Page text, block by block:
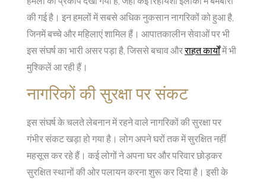
की गई है। इन हमलों में सबसे अधिक नुकसान नागरिकों को हुआ है,
जिनमें बच्चे और महिलाएं शामिल हैं। आपातकालीन सेवाओं पर भी
इस संघर्ष का भारी असर पड़ा है, जिससे बचाव औरराहत कार्यों में भी
मुश्किलें आ रही हैं।
नागरिकों की सुरक्षा पर संकट
इस संघर्ष के चलते लेबनान में रहने वाले नागरिकों की सुरक्षा पर
गंभीर संकट खड़ा हो गया है। लोग अपने घरों तक में सुरक्षित नहीं
महसूस कर रहे हैं। कई लोगों ने अपना घर और परिवार छोड़कर
सुरक्षित स्थानों की ओर पलायन करना शुरू कर दिया है। इसी के